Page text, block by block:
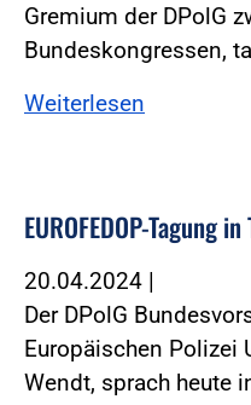
Gremium der DPolG
Bundeskongressen,
Weiterlesen
EUROFEDOP-Tagung
20.04.2024 |
Der DPolG
Europäischen Polizei
Wendt, sprach heute